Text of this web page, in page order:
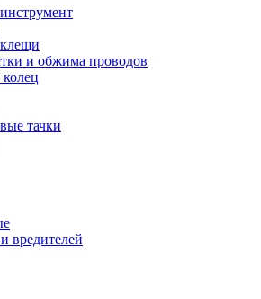
и обжима проводов
тачки
вредителей